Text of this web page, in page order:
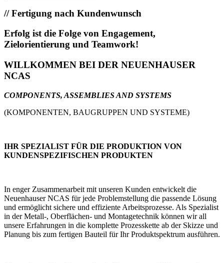
//Fertigung nach Kundenwunsch
Erfolg ist die Folge von Engagement,
Zielorientierung und Teamwork!
WILLKOMMEN BEI DER NEUENHAUSER
NCAS
COMPONENTS, ASSEMBLIES AND SYSTEMS
(KOMPONENTEN, BAUGRUPPEN UND SYSTEME)
IHR SPEZIALIST FÜR DIE PRODUKTION VON
KUNDENSPEZIFISCHEN PRODUKTEN
In enger Zusammenarbeit mit unseren Kunden entwickelt die
Neuenhauser NCAS für jede Problemstellung die passende Lösung
und ermöglicht sichere und effiziente Arbeitsprozesse. Als Spezialist
in der Metall-, Oberflächen- und Montagetechnik können wir all
unsere Erfahrungen in die komplette Prozesskette ab der Skizze und
Planung bis zum fertigen Bauteil für Ihr Produktspektrum ausführen.